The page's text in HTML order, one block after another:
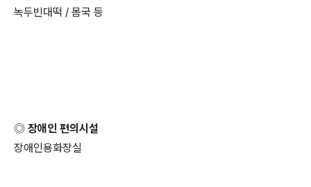
녹두빈대떡 / 몸국 등
◎ 장애인 편의시설
장애인용화장실